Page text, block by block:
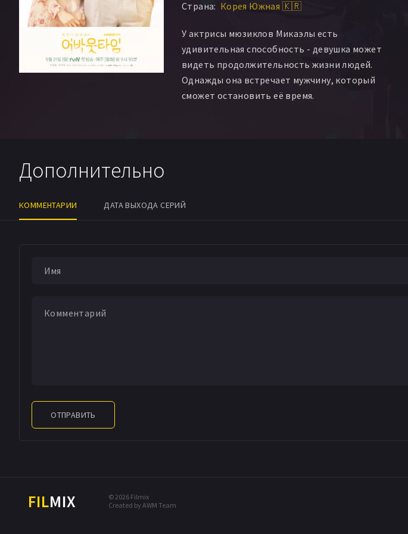
Страна: Корея Южная 🇰🇷
У актрисы мюзиклов Микаэлы есть
удивительная способность - девушка может
видеть продолжительность жизни людей.
Однажды она встречает мужчину, который
сможет остановить её время.
Дополнительно
КОММЕНТАРИИ ДАТА ВЫХОДА СЕРИЙ
ОТПРАВИТЬ
FILMIX
© 2026 Filmix
Created by AWM Team